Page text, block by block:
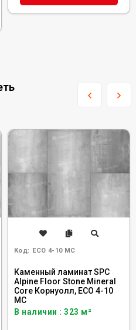
Код: ECO 4-10 MC
Каменный ламинат SPC
Alpine Floor Stone Mineral
Core Корнуолл, ECO 4-10
MC
В наличии : 323 м²